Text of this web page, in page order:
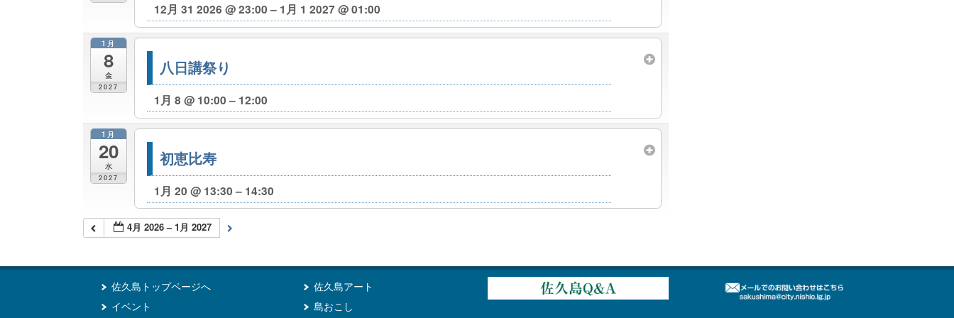
12月 31 2026 @ 23:00 – 1月 1 2027 @ 01:00
1月
8
金
2027
八日講祭り
1月 8 @ 10:00 – 12:00
1月
20
水
2027
初恵比寿
1月 20 @ 13:30 – 14:30
4月 2026 – 1月 2027
佐久島トップページへ
イベント
佐久島アート
島おこし